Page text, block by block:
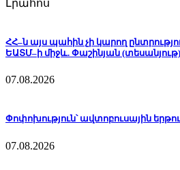
Լրահոս
ՀՀ–ն այս պահին չի կարող
ԵԱՏՄ–ի միջև. Փաշինյան (տեսանյութ)
07.08.2026
Փոփոխություն՝ ավտոբուսային
07.08.2026